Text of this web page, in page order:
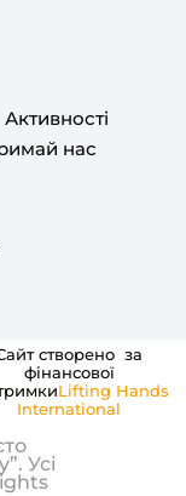
Активності
нас
створено за
фінансової
Lifting Hands
International
Усі